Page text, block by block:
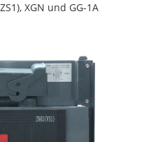
XGN und GG-1A